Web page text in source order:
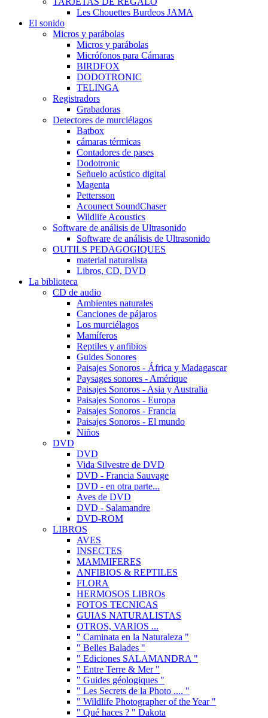
Les Chouettes Burdeos JAMA
El sonido
Micros y parábolas
Micros y parábolas
Micrófonos para Cámaras
BIRDFOX
DODOTRONIC
TELINGA
Registradors
Grabadoras
Detectores de murciélagos
Batbox
cámaras térmicas
Contadores de pases
Dodotronic
Señuelo acústico digital
Magenta
Pettersson
Acounect SoundChaser
Wildlife Acoustics
Software de análisis de Ultrasonido
Software de análisis de Ultrasonido
OUTILS PEDAGOGIQUES
material naturalista
Libros, CD, DVD
La biblioteca
CD de audio
Ambientes naturales
Canciones de pájaros
Los murciélagos
Mamíferos
Reptiles y anfibios
Guides Sonores
Paisajes Sonoros - África y Madagascar
Paysages sonores - Amérique
Paisajes Sonoros - Asia y Australia
Paisajes Sonoros - Europa
Paisajes Sonoros - Francia
Paisajes Sonoros - El mundo
Niños
DVD
DVD
Vida Silvestre de DVD
DVD - Francia Sauvage
DVD - en otra parte...
Aves de DVD
DVD - Salamandre
DVD-ROM
LIBROS
AVES
INSECTES
MAMMIFERES
ANFIBIOS & REPTILES
FLORA
HERMOSOS LIBROs
FOTOS TECNICAS
GUIAS NATURALISTAS
OTROS, VARIOS ...
" Caminata en la Naturaleza "
" Belles Balades "
" Ediciones SALAMANDRA "
" Entre Terre & Mer "
" Guides géologiques "
" Les Secrets de la Photo .... "
" Wildlife Photographer of the Year "
" Qué haces ? " Dakota